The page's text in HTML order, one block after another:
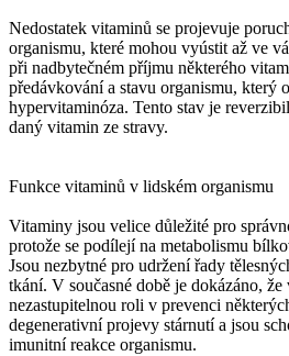
Nedostatek vitaminů se projevuje
organismu, které mohou vyústit až ve
při nadbytečném příjmu některého
předávkování a stavu organismu, který
hypervitaminóza. Tento stav je
daný vitamin ze stravy.
Funkce vitaminů v lidském organismu
Vitaminy jsou velice důležité pro
protože se podílejí na metabolismu
Jsou nezbytné pro udržení řady
tkání. V současné době je dokázáno,
nezastupitelnou roli v prevenci
degenerativní projevy stárnutí a jsou
imunitní reakce organismu.